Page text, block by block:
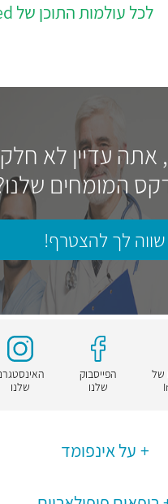
לכל עולמות התוכן של Infomed
אתה עדיין לא חלק
המומחים
שווה לך להצטרף!
של
הפייסבוק
שלנו
שלנו
על אינפומד